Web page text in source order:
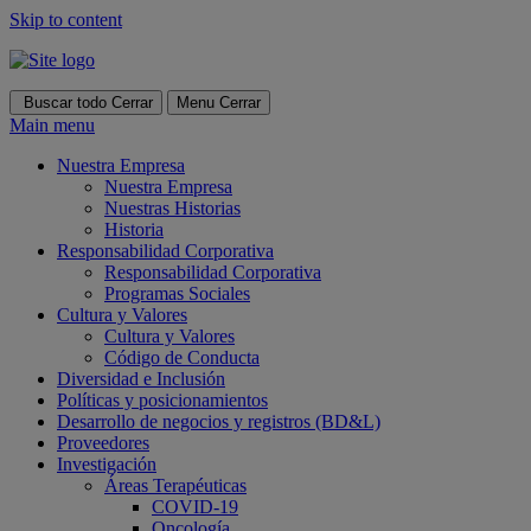
Skip to content
Buscar todo Cerrar Menu Cerrar
Main menu
Nuestra Empresa
Nuestra Empresa
Nuestras Historias
Historia
Responsabilidad Corporativa
Responsabilidad Corporativa
Programas Sociales
Cultura y Valores
Cultura y Valores
Código de Conducta
Diversidad e Inclusión
Políticas y posicionamientos
Desarrollo de negocios y registros (BD&L)
Proveedores
Investigación
Áreas Terapéuticas
COVID-19